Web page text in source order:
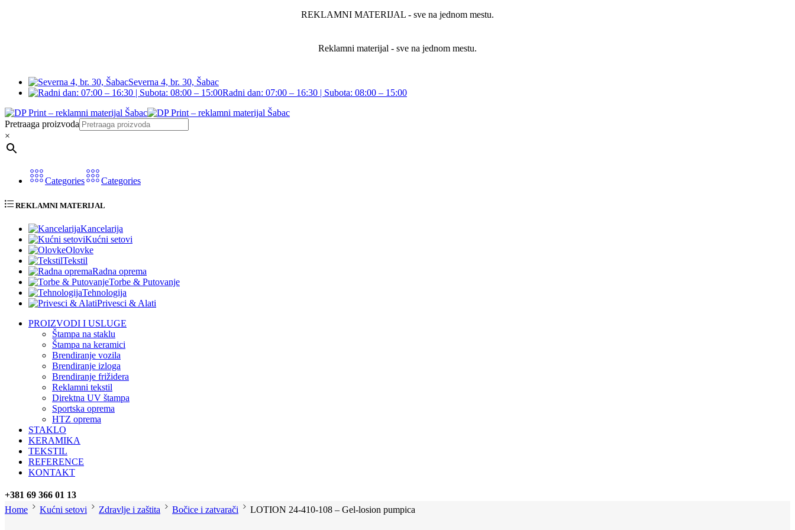
REKLAMNI MATERIJAL - sve na jednom mestu.
Reklamni materijal - sve na jednom mestu.
Severna 4, br. 30, Šabac
Radni dan: 07:00 – 16:30 | Subota: 08:00 – 15:00
Pretraaga proizvoda
×
Categories Categories
REKLAMNI MATERIJAL
Kancelarija
Kućni setovi
Olovke
Tekstil
Radna oprema
Torbe & Putovanje
Tehnologija
Privesci & Alati
PROIZVODI I USLUGE
Štampa na staklu
Štampa na keramici
Brendiranje vozila
Brendiranje izloga
Brendiranje frižidera
Reklamni tekstil
Direktna UV štampa
Sportska oprema
HTZ oprema
STAKLO
KERAMIKA
TEKSTIL
REFERENCE
KONTAKT
+381 69 366 01 13
Home
Kućni setovi Zdravlje i zaštita Bočice i zatvarači LOTION 24-410-108 – Gel-losion pumpica